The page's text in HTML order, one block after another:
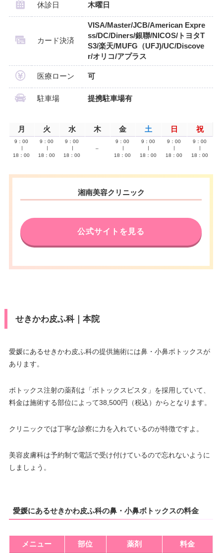
休診日 木曜日
カード決済
VISA/Master/JCB/American Expre
ss/DC/Diners/銀聯/NICOS/トヨタT
S3/楽天/MUFG（UFJ)/UC/Discove
r/オリコ/アプラス
医療ローン 可
駐車場 提携駐車場有
月 火 水 木 金 土 日 祝
9：00
18：00
9：00
18：00
9：00
18：00
–
9：00
18：00
9：00
18：00
9：00
18：00
9：00
18：00
湘南美容クリニック
公式サイトを見る
せきかわ皮ふ科｜本院
愛媛にあるせきかわ皮ふ科の提供施術には鼻・小鼻ボトックスが
あります。
ボトックス注射の薬剤は「ボトックスビスタ」を採用していて、
料金は施術する部位によって38,500円（税込）からとなります。
クリニックでは丁寧な診察に力を入れているのが特徴ですよ。
美容皮膚科は予約制で電話で受け付けているので忘れないように
しましょう。
愛媛にあるせきかわ皮ふ科の鼻・小鼻ボトックスの料金
メニュー 部位 薬剤 料金